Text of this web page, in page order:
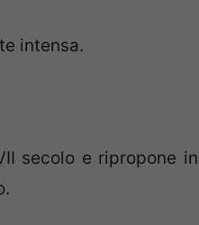
intensa.
secolo e ripropone in